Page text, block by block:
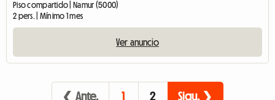
Piso compartido | Namur (5000)
2 pers. | Mínimo 1 mes
Ver anuncio
❮ Ante. 1 2 Sigu. ❯